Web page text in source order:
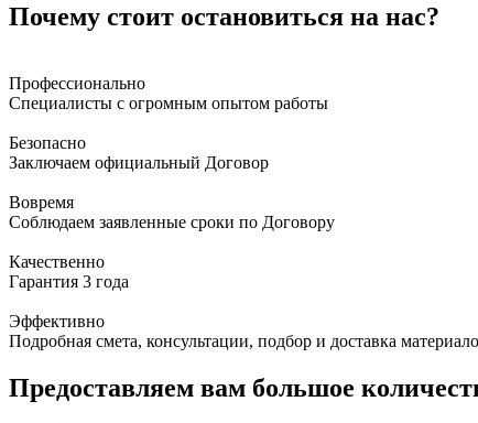
Почему стоит остановиться на нас?
Профессионально
Специалисты с огромным опытом работы
Безопасно
Заключаем официальный Договор
Вовремя
Соблюдаем заявленные сроки по Договору
Качественно
Гарантия 3 года
Эффективно
Подробная смета, консультации, подбор и доставка
Предоставляем вам большое